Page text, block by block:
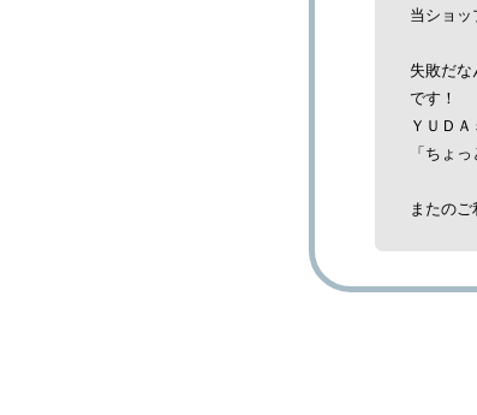
当ショッ
失敗だ
です！
ＹＵＤ
「ちょ
またの